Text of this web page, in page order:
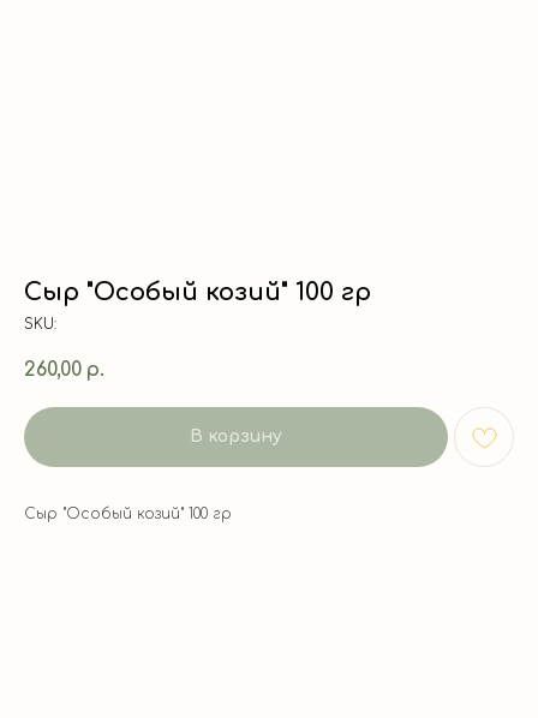
Сыр "Особый козий" 100 гр
SKU:
260,00 р.
В корзину
Сыр "Особый козий" 100 гр